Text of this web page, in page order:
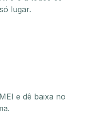
lugar.
e dê baixa no